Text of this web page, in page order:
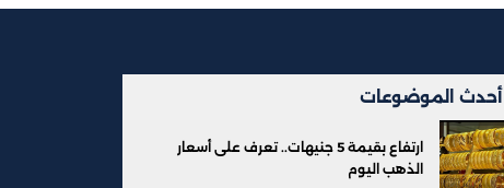
أحدث الموضوعات
ارتفاع بقيمة 5 جنيهات.. تعرف على أسعار
الذهب اليوم